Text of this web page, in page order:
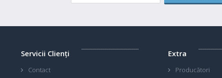
Servicii Clienţi
Contact
Extra
Producători